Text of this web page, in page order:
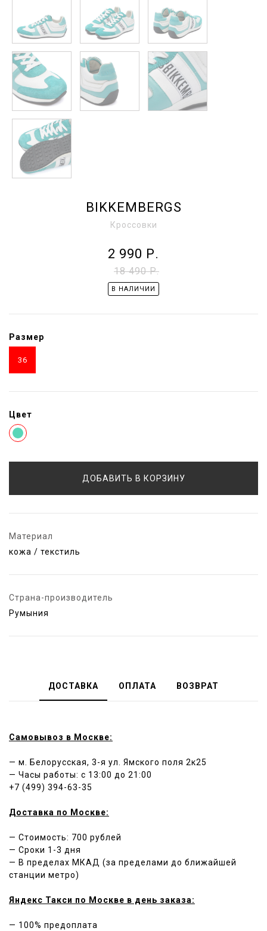
BIKKEMBERGS
Кроссовки
2 990 Р.
18 490 Р.
В НАЛИЧИИ
Размер
36
Цвет
ДОБАВИТЬ В КОРЗИНУ
Материал
кожа / текстиль
Страна-производитель
Румыния
ДОСТАВКА ОПЛАТА ВОЗВРАТ
Самовывоз в Москве:
— м. Белорусская, 3-я ул. Ямского поля 2к25
— Часы работы: c 13:00 до 21:00
+7 (499) 394-63-35
Доставка по Москве:
— Стоимость: 700 рублей
— Сроки 1-3 дня
— В пределах МКАД (за пределами до ближайшей
станции метро)
Яндекс Такси по Москве в день заказа:
— 100% предоплата